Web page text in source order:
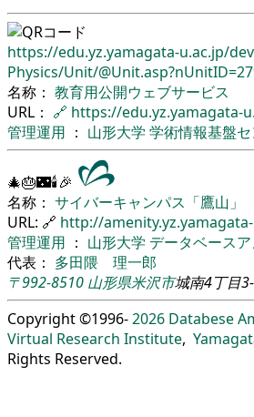
https://edu.yz.yamagata-u.ac.jp/
Physics/Unit/
名称： 教育用公開ウェブサービス
URL： 🔗 https://edu.yz.yamagata-
管理運用 ： 山形大学 学術情報基盤
🎄🎂🌃🕯🎉
名称： サイバーキャンパス「鷹山」
URL: 🔗 http://
管理運用 ： 山形大学 データベース
代表： 多田隈 理一郎
〒992-8510 山形県米沢市城南4丁目
Copyright ©1996-2026 Databese
Virtual Research Institute,
Rights Reserved.